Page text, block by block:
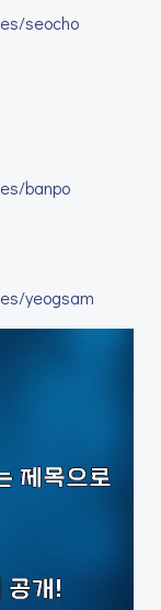
seocho
banpo
yeogsam